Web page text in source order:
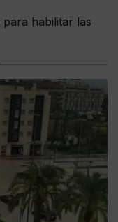
habilitar las